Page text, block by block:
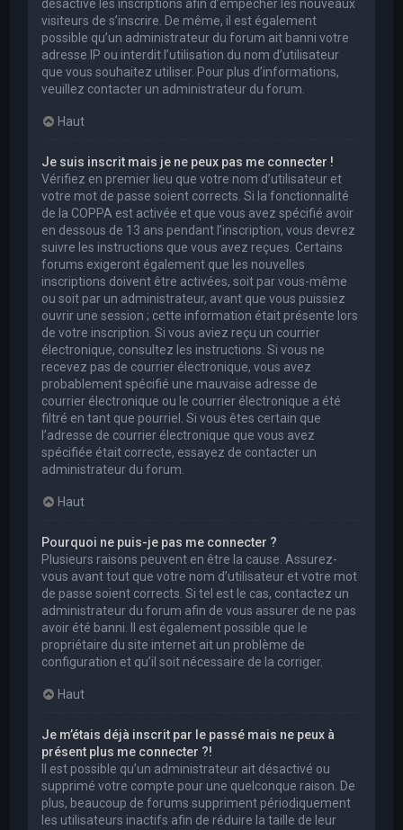
désactivé les inscriptions afin d’empêcher les nouveaux
visiteurs de s’inscrire. De même, il est également
possible qu’un administrateur du forum ait banni votre
adresse IP ou interdit l’utilisation du nom d’utilisateur
que vous souhaitez utiliser. Pour plus d’informations,
veuillez contacter un administrateur du forum.
Haut
Je suis inscrit mais je ne peux pas me connecter !
Vérifiez en premier lieu que votre nom d’utilisateur et
votre mot de passe soient corrects. Si la fonctionnalité
de la COPPA est activée et que vous avez spécifié avoir
en dessous de 13 ans pendant l’inscription, vous devrez
suivre les instructions que vous avez reçues. Certains
forums exigeront également que les nouvelles
inscriptions doivent être activées, soit par vous-même
ou soit par un administrateur, avant que vous puissiez
ouvrir une session ; cette information était présente lors
de votre inscription. Si vous aviez reçu un courrier
électronique, consultez les instructions. Si vous ne
recevez pas de courrier électronique, vous avez
probablement spécifié une mauvaise adresse de
courrier électronique ou le courrier électronique a été
filtré en tant que pourriel. Si vous êtes certain que
l’adresse de courrier électronique que vous avez
spécifiée était correcte, essayez de contacter un
administrateur du forum.
Haut
Pourquoi ne puis-je pas me connecter ?
Plusieurs raisons peuvent en être la cause. Assurez-
vous avant tout que votre nom d’utilisateur et votre mot
de passe soient corrects. Si tel est le cas, contactez un
administrateur du forum afin de vous assurer de ne pas
avoir été banni. Il est également possible que le
propriétaire du site internet ait un problème de
configuration et qu’il soit nécessaire de la corriger.
Haut
Je m’étais déjà inscrit par le passé mais ne peux à
présent plus me connecter ?!
Il est possible qu’un administrateur ait désactivé ou
supprimé votre compte pour une quelconque raison. De
plus, beaucoup de forums suppriment périodiquement
les utilisateurs inactifs afin de réduire la taille de leur